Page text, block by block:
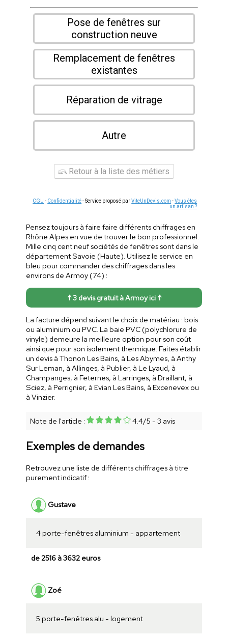
Pose de fenêtres sur
construction neuve
Remplacement de fenêtres
existantes
Réparation de vitrage
Autre
Retour à la liste des métiers
CGU - Confidentialité- Service proposé parViteUnDevis.com -Vous êtes
un artisan ?
Pensez toujours à faire faire différents chiffrages en
Rhône Alpes en vue de trouver le bon professionnel.
Mille cinq cent neuf sociétés de fenêtres sont dans le
département Savoie (Haute). Utilisez le service en
bleu pour commander des chiffrages dans les
environs de Armoy (74) :
↑ 3 devis gratuit à Armoy ici ↑
La facture dépend suivant le choix de matériau : bois
ou aluminium ou PVC. La baie PVC (polychlorure de
vinyle) demeure la meilleure option pour son coût
ainsi que pour son isolement thermique. Faites établir
un devis à Thonon Les Bains, à Les Abymes, à Anthy
Sur Leman, à Allinges, à Publier, à Le Lyaud, à
Champanges, à Feternes, à Larringes, à Draillant, à
Sciez, à Perrignier, à Evian Les Bains, à Excenevex ou
à Vinzier.
Note de l'article : 4.4/5 - 3 avis
Exemples de demandes
Retrouvez une liste de différents chiffrages à titre
purement indicatif :
Gustave
4 porte-fenêtres aluminium - appartement
de 2516 à 3632 euros
Zoé
5 porte-fenêtres alu - logement